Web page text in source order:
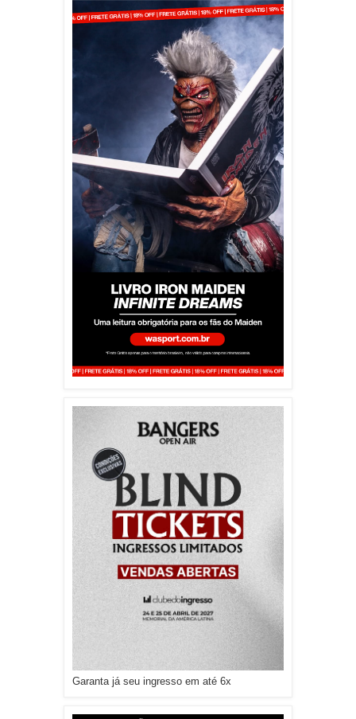
Garanta já seu ingresso em até 6x